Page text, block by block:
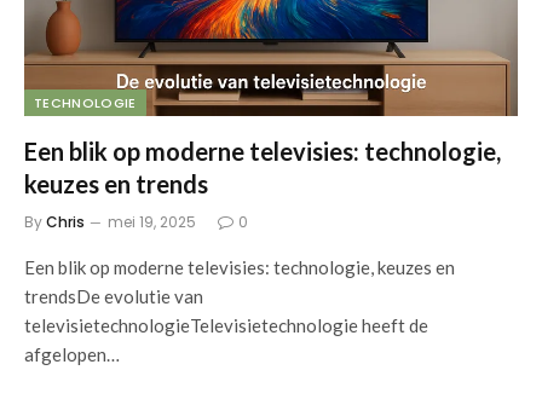
TECHNOLOGIE
Een blik op moderne televisies: technologie,
keuzes en trends
ByChris mei 19, 2025 0
Een blik op moderne televisies: technologie, keuzes en
trendsDe evolutie van
televisietechnologieTelevisietechnologie heeft de
afgelopen…